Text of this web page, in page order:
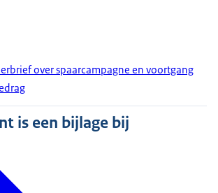
over spaarcampagne en voortgang
is een bijlage bij